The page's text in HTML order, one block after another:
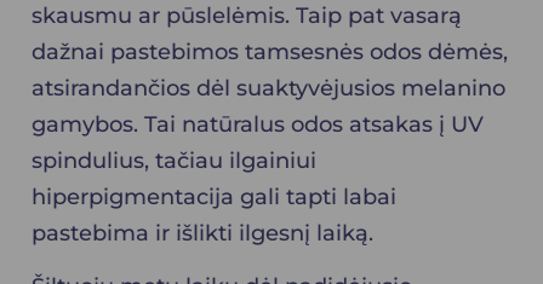
skausmu ar pūslelėmis. Taip pat vasarą
dažnai pastebimos tamsesnės odos dėmės,
atsirandančios dėl suaktyvėjusios melanino
gamybos. Tai natūralus odos atsakas į UV
spindulius, tačiau ilgainiui
hiperpigmentacija gali tapti labai
pastebima ir išlikti ilgesnį laiką.